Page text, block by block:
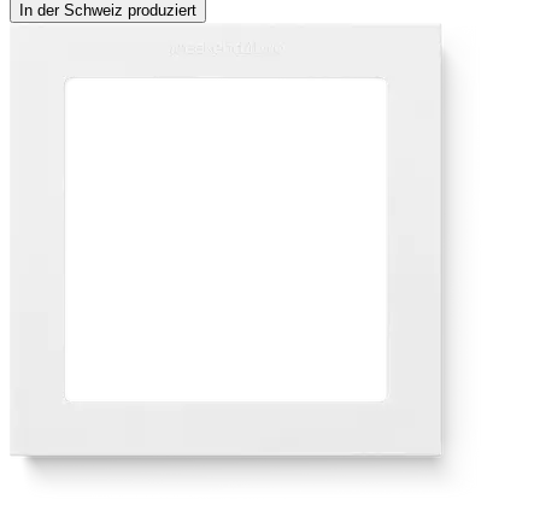
In der Schweiz produziert